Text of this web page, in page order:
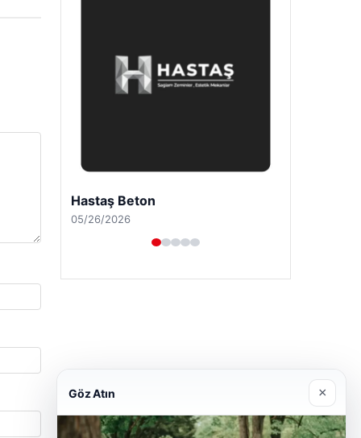
Prenses Night Club
04/29/2026
Göz Atın ×